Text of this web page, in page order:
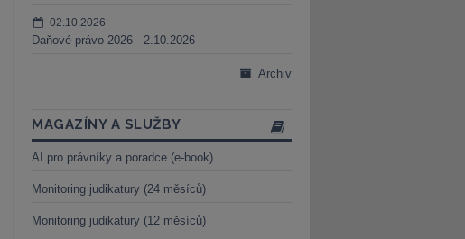
02.10.2026
Daňové právo 2026 - 2.10.2026
Archiv
MAGAZÍNY A SLUŽBY
AI pro právníky a poradce (e-book)
Monitoring judikatury (24 měsíců)
Monitoring judikatury (12 měsíců)